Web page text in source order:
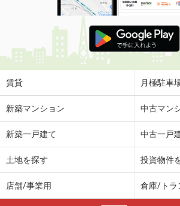
賃貸 月極駐車
新築マンション 中古マン
新築一戸建て 中古一戸
土地を探す 投資物件
店舗/事業用 倉庫/トラ